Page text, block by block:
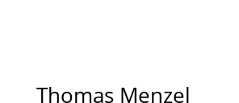
Thomas Menzel